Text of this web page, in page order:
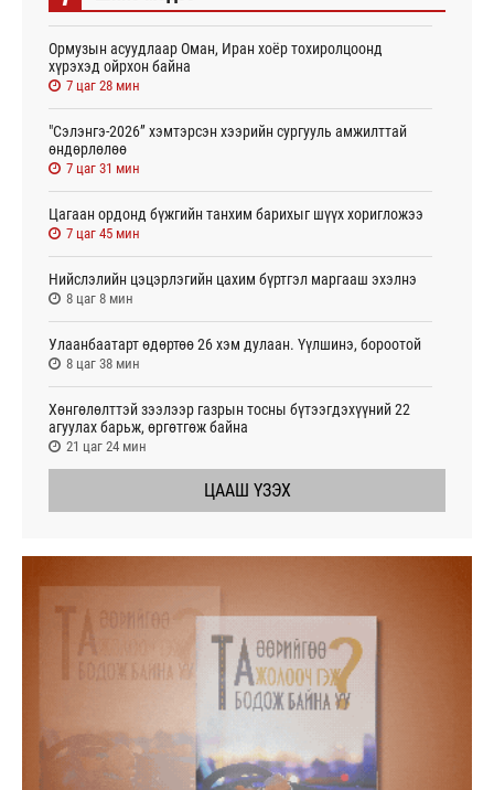
Ормузын асуудлаар Оман, Иран хоёр тохиролцоонд
хүрэхэд ойрхон байна
7 цаг 28 мин
"Сэлэнгэ-2026” хэмтэрсэн хээрийн сургууль амжилттай
өндөрлөлөө
7 цаг 31 мин
Цагаан ордонд бүжгийн танхим барихыг шүүх хоригложээ
7 цаг 45 мин
Нийслэлийн цэцэрлэгийн цахим бүртгэл маргааш эхэлнэ
8 цаг 8 мин
Улаанбаатарт өдөртөө 26 хэм дулаан. Үүлшинэ, бороотой
8 цаг 38 мин
Хөнгөлөлттэй зээлээр газрын тосны бүтээгдэхүүний 22
агуулах барьж, өргөтгөж байна
21 цаг 24 мин
ЦААШ ҮЗЭХ